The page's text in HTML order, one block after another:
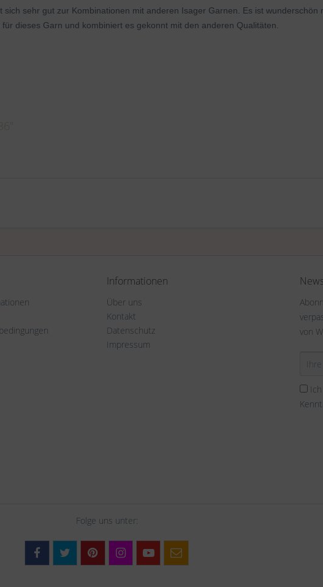
sehr gut zur Kombinationen mit anderen Isager Garnen. Es ist wunderschön
dieses Garn und kombiniert es gekonnt mit den anderen Qualitäten.
Informationen
Über uns
Kontakt
Datenschutz
Impressum
von
Folge uns unter: